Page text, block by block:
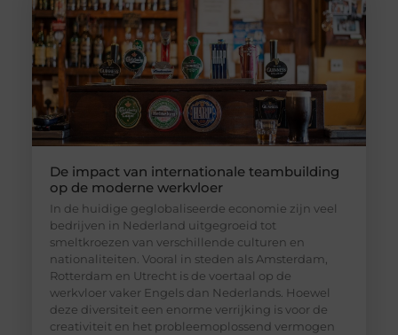
De impact van internationale teambuilding
op de moderne werkvloer
In de huidige geglobaliseerde economie zijn veel
bedrijven in Nederland uitgegroeid tot
smeltkroezen van verschillende culturen en
nationaliteiten. Vooral in steden als Amsterdam,
Rotterdam en Utrecht is de voertaal op de
werkvloer vaker Engels dan Nederlands. Hoewel
deze diversiteit een enorme verrijking is voor de
creativiteit en het probleemoplossend vermogen